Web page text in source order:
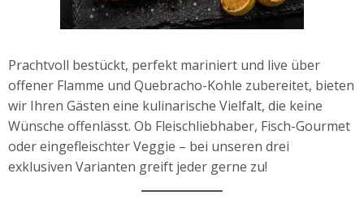
Prachtvoll bestückt, perfekt mariniert und live über
offener Flamme und Quebracho-Kohle zubereitet, bieten
wir Ihren Gästen eine kulinarische Vielfalt, die keine
Wünsche offenlässt. Ob Fleischliebhaber, Fisch-Gourmet
oder eingefleischter Veggie – bei unseren drei
exklusiven Varianten greift jeder gerne zu!